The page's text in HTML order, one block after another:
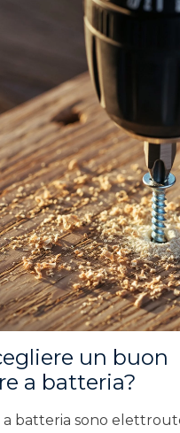
un buon
a batteria?
a batteria sono